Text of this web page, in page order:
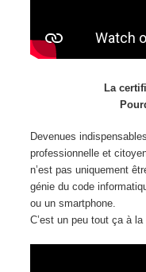
La
Devenues
professionnelle et
n’est pas uniquement
génie du code
ou un smartphone.
C’est un peu tout ça à